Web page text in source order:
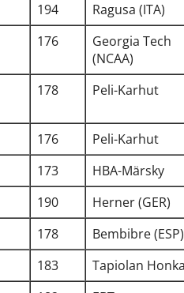
194
Ragusa (ITA)
176
Georgia Tech
(NCAA)
178 Peli-Karhut
176
Peli-Karhut
173
HBA-Märsky
190
Herner (GER)
178
Bembibre (ESP)
183
Tapiolan Honka